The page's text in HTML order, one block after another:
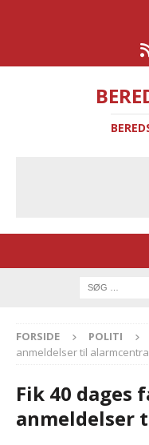
FORSIDE POLITI
anmeldelser til
Fik 40
anmeldelser